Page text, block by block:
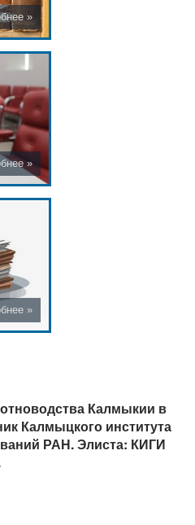
Калмыкии в
Калмыцкого института
РАН. Элиста: КИГИ